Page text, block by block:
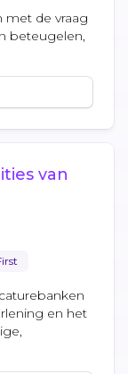
met de vraag
beteugelen,
van
en het